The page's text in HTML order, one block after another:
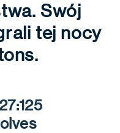
Swój
tej nocy